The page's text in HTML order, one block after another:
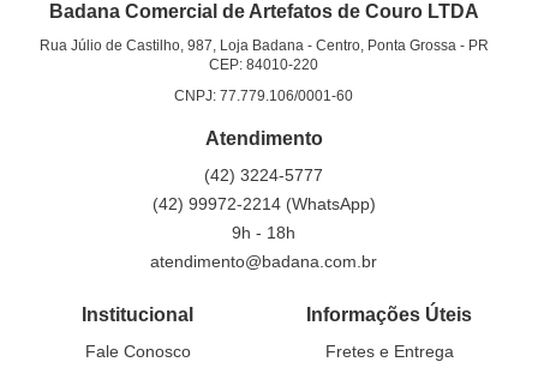
Badana Comercial de Artefatos de Couro LTDA
Rua Júlio de Castilho, 987, Loja Badana- Centro, Ponta Grossa- PR
CEP: 84010-220
CNPJ: 77.779.106/0001-60
Atendimento
(42) 3224-5777
(42) 99972-2214 (WhatsApp)
9h - 18h
atendimento@badana.com.br
Institucional
Fale Conosco
Informações Úteis
Fretes e Entrega